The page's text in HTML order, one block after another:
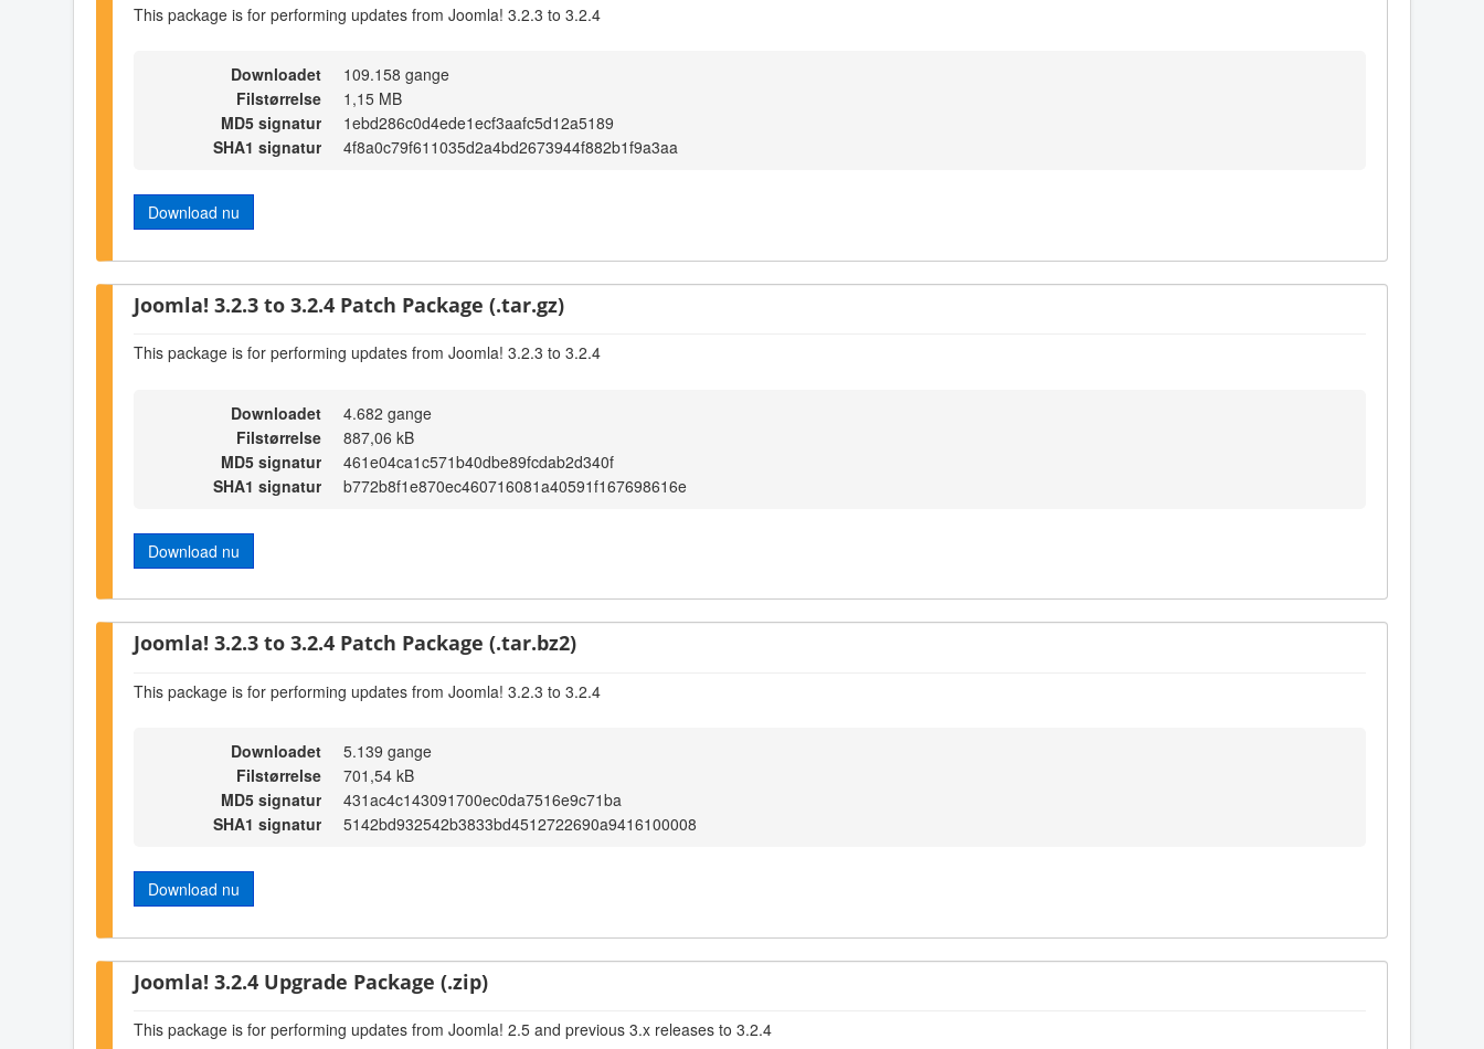
This package is for performing updates from Joomla! 3.2.3 to 3.2.4
Downloadet
109.158 gange
Filstørrelse
1,15 MB
MD5 signatur
1ebd286c0d4ede1ecf3aafc5d12a5189
SHA1 signatur
4f8a0c79f611035d2a4bd2673944f882b1f9a3aa
Download nu
Joomla! 3.2.3 to 3.2.4 Patch Package (.tar.gz)
This package is for performing updates from Joomla! 3.2.3 to 3.2.4
Downloadet
4.682 gange
Filstørrelse
887,06 kB
MD5 signatur
461e04ca1c571b40dbe89fcdab2d340f
SHA1 signatur
b772b8f1e870ec460716081a40591f167698616e
Download nu
Joomla! 3.2.3 to 3.2.4 Patch Package (.tar.bz2)
This package is for performing updates from Joomla! 3.2.3 to 3.2.4
Downloadet
5.139 gange
Filstørrelse
701,54 kB
MD5 signatur
431ac4c143091700ec0da7516e9c71ba
SHA1 signatur
5142bd932542b3833bd4512722690a9416100008
Download nu
Joomla! 3.2.4 Upgrade Package (.zip)
This package is for performing updates from Joomla! 2.5 and previous 3.x releases to 3.2.4